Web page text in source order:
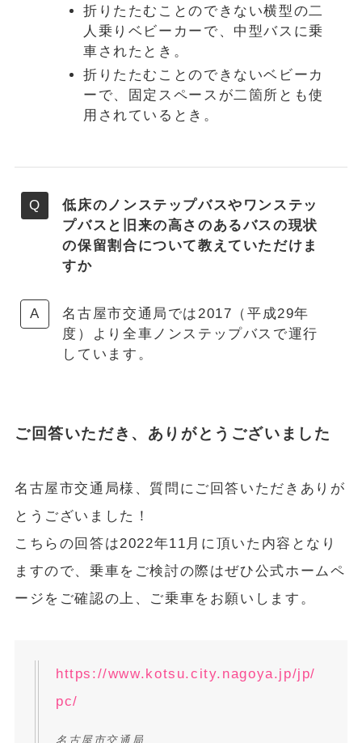
折りたたむことのできない横型の二
人乗りベビーカーで、中型バスに乗
車されたとき。
折りたたむことのできないベビーカ
ーで、固定スペースが二箇所とも使
用されているとき。
低床のノンステップバスやワンステッ
プバスと旧来の高さのあるバスの現状
の保留割合について教えていただけま
すか
名古屋市交通局では2017（平成29年
度）より全車ノンステップバスで運行
しています。
ご回答いただき、ありがとうございました
名古屋市交通局様、質問にご回答いただきありが
とうございました！
こちらの回答は2022年11月に頂いた内容となり
ますので、乗車をご検討の際はぜひ公式ホームペ
ージをご確認の上、ご乗車をお願いします。
https://www.kotsu.city.nagoya.jp/jp/
pc/
名古屋市交通局